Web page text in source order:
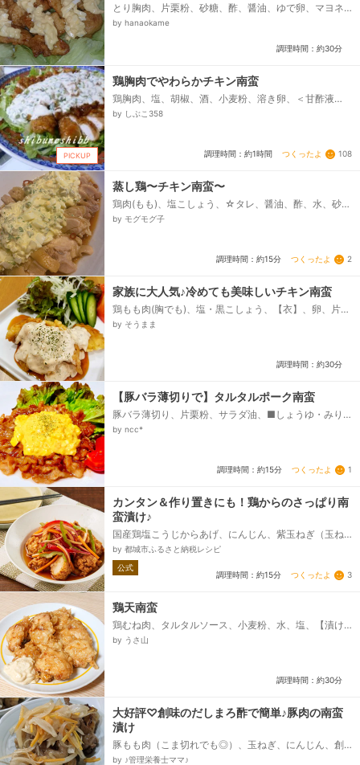
とり胸肉、片栗粉、砂糖、酢、醤油、ゆで卵、マヨネ
ーズ、市販のタルタル、レタス(なくても良い)、揚げ油
by hanaokame
調理時間：約30分
PICKUP
鶏胸肉でやわらかチキン南蛮
鶏胸肉、塩、胡椒、酒、小麦粉、溶き卵、＜甘酢液
＞、☆醤油、☆砂糖、☆酢、☆みりん、揚げ油、＜タ
by しぶこ358
調理時間：約1時間 つくったよ 108
蒸し鶏〜チキン南蛮〜
鶏肉(もも)、塩こしょう、☆タレ、醤油、酢、水、砂
糖、鷹の爪輪切り、☆タルタルソース、マヨネーズ、
by モグモグ子
調理時間：約15分 つくったよ 2
家族に大人気♪冷めても美味しいチキン南蛮
鶏もも肉(胸でも)、塩・黒こしょう、【衣】、卵、片栗
粉、サラダ油、【甘酢あん】、◇砂糖、◇すし酢、◇
ょう(多め)、●レモン汁、●粉パセリ、揚げ油...
by そうまま
調理時間：約30分
【豚バラ薄切りで】タルタルポーク南蛮
豚バラ薄切り、片栗粉、サラダ油、■しょうゆ・みり
ん・酒・酢、■砂糖、◆ゆで卵、◆マヨネーズ、◆
by ncc*
調理時間：約15分 つくったよ 1
カンタン＆作り置きにも！鶏からのさっぱり南
蛮漬け♪
国産鶏塩こうじからあげ、にんじん、紫玉ねぎ（玉ね
ぎでも可）、ピーマン、パプリカ、（A）醤油、（A）
酢、（A）砂糖、（A）水、（A）塩...
by 都城市ふるさと納税レシピ
公式
調理時間：約15分 つくったよ 3
鶏天南蛮
鶏むね肉、タルタルソース、小麦粉、水、塩、【漬け
汁】、醤油、酒、ニンニク(すりおろし)、生姜(すりお
by うさ山
調理時間：約30分
大好評♡創味のだしまろ酢で簡単♪豚肉の南蛮
漬け
豚もも肉（こま切れでも◎）、玉ねぎ、にんじん、創味
のだしまろ酢、塩•こしょう、片栗粉、サラダ油
by ♪管理栄養士ママ♪